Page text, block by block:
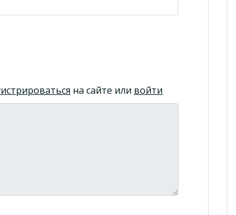
на сайте или войти